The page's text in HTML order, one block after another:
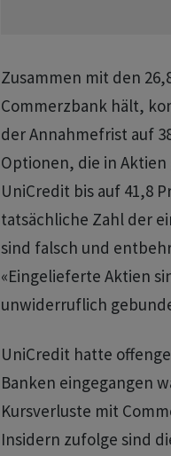
Zusammen mit den
Commerzbank hält,
der Annahmefrist auf
Optionen, die ‌in
UniCredit bis auf 41,8
tatsächliche Zahl der
sind falsch und
«Eingelieferte Aktien
unwiderruflich
UniCredit hatte
Banken eingegangen
Kursverluste mit
Insidern zufolge sind